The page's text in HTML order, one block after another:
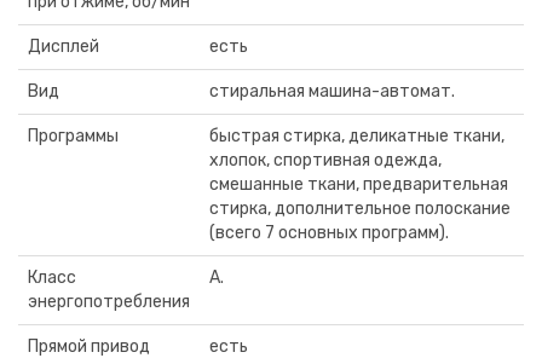
Дисплей есть
Вид стиральная машина-автомат.
Программы
быстрая стирка, деликатные ткани,
хлопок, спортивная одежда,
смешанные ткани, предварительная
стирка, дополнительное полоскание
(всего 7 основных программ).
Класс
энергопотребления
A.
Прямой привод
есть